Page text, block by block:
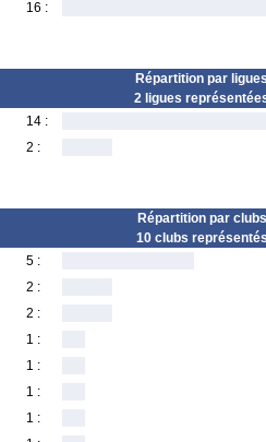
16 :
Répartition par ligues
2 ligues
14 :
2 :
Répartition par clubs
10 clubs représentés
5 :
2 :
2 :
1 :
1 :
1 :
1 :